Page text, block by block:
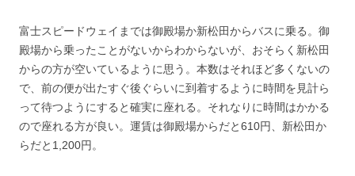
富士スピードウェイまでは御殿場か新松田からバスに乗る。御
殿場から乗ったことがないからわからないが、おそらく新松田
からの方が空いているように思う。本数はそれほど多くないの
で、前の便が出たすぐ後ぐらいに到着するように時間を見計ら
って待つようにすると確実に座れる。それなりに時間はかかる
ので座れる方が良い。運賃は御殿場からだと610円、新松田か
らだと1,200円。